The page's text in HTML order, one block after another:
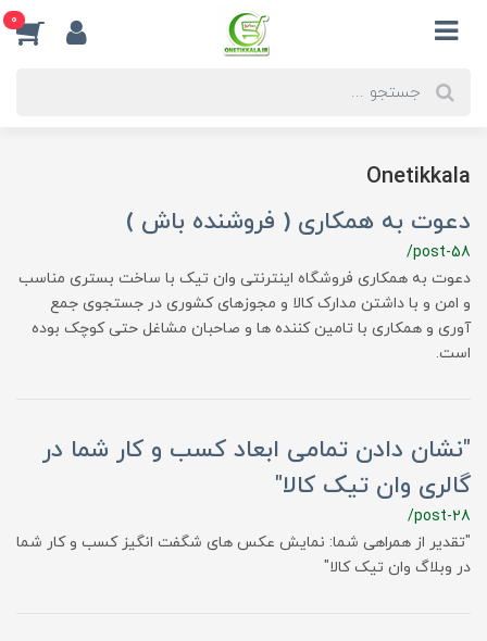
0
Onetikkala
دعوت به همکاری ( فروشنده باش )
/post-58
دعوت به همکاری فروشگاه اینترنتی وان تیک با ساخت بستری مناسب
و امن و با داشتن مدارک کالا و مجوزهای کشوری در جستجوی جمع
آوری و همکاری با تامین کننده ها و صاحبان مشاغل حتی کوچک بوده
است.
"نشان دادن تمامی ابعاد کسب و کار شما در
گالری وان تیک کالا"
/post-28
"تقدیر از همراهی شما: نمایش عکس های شگفت انگیز کسب و کار شما
در وبلاگ وان تیک کالا"